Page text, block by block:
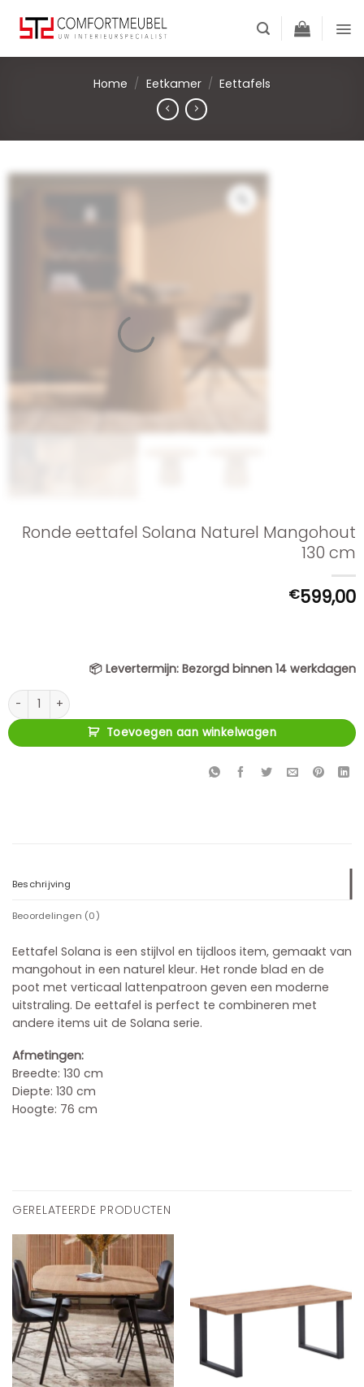
content
Home / Eetkamer / Eettafels
Ronde eettafel Solana Naturel Mangohout
130 cm
€599,00
📦 Levertermijn: Bezorgd binnen 14 werkdagen
Ronde eettafel Solana Naturel Mangohout 130 cm aantal
Toevoegen aan winkelwagen
Beschrijving
Beoordelingen (0)
Eettafel Solana is een stijlvol en tijdloos item, gemaakt van
mangohout in een naturel kleur. Het ronde blad en de
poot met verticaal lattenpatroon geven een moderne
uitstraling. De eettafel is perfect te combineren met
andere items uit de Solana serie.
Afmetingen:
Breedte: 130 cm
Diepte: 130 cm
Hoogte: 76 cm
GERELATEERDE PRODUCTEN